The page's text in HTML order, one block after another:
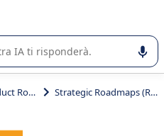
o nella scelta di un
Product Roadmap Strategic Roadmaps (Roadmunk)